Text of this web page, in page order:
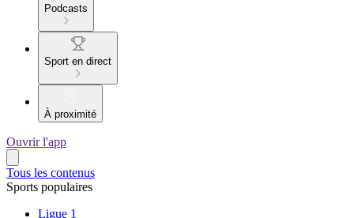
Podcasts
Sport en direct
À proximité
Ouvrir l'app
Tous les contenus
Sports populaires
Ligue 1